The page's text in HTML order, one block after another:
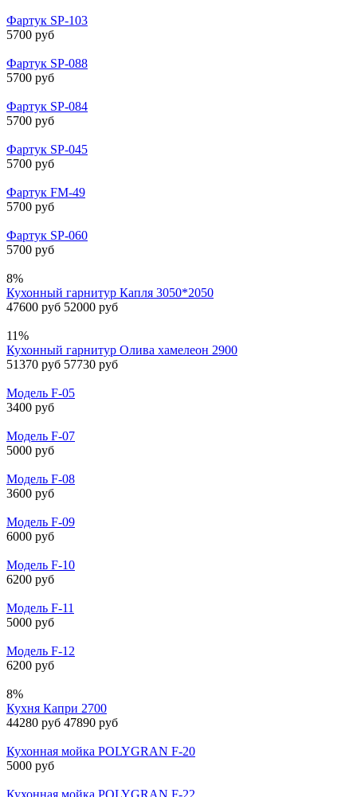
Фартук SP-103
5700 руб
Фартук SP-088
5700 руб
Фартук SP-084
5700 руб
Фартук SP-045
5700 руб
Фартук FM-49
5700 руб
Фартук SP-060
5700 руб
8%
Кухонный гарнитур Капля 3050*2050
47600 руб 52000 руб
11%
Кухонный гарнитур Олива хамелеон 2900
51370 руб 57730 руб
Модель F-05
3400 руб
Модель F-07
5000 руб
Модель F-08
3600 руб
Модель F-09
6000 руб
Модель F-10
6200 руб
Модель F-11
5000 руб
Модель F-12
6200 руб
8%
Кухня Капри 2700
44280 руб 47890 руб
Кухонная мойка POLYGRAN F-20
5000 руб